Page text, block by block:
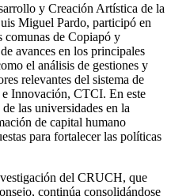
y Creación Artística de la
Miguel Pardo, participó en
comunas de Copiapó y
avances en los principales
el análisis de gestiones y
relevantes del sistema de
Innovación, CTCI. En este
las universidades en la
de capital humano
para fortalecer las políticas
del CRUCH, que
continúa consolidándose